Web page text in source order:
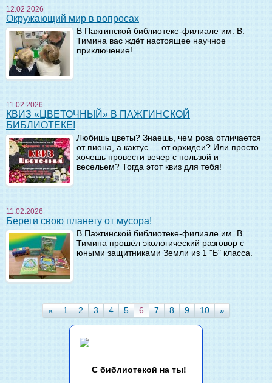
12.02.2026
Окружающий мир в вопросах
В Пажгинской библиотеке-филиале им. В.
Тимина вас ждёт настоящее научное
приключение!
11.02.2026
КВИЗ «ЦВЕТОЧНЫЙ» В ПАЖГИНСКОЙ
БИБЛИОТЕКЕ!
Любишь цветы? Знаешь, чем роза отличается
от пиона, а кактус — от орхидеи? Или просто
хочешь провести вечер с пользой и
весельем? Тогда этот квиз для тебя!
11.02.2026
Береги свою планету от мусора!
В Пажгинской библиотеке-филиале им. В.
Тимина прошёл экологический разговор с
юными защитниками Земли из 1 "Б" класса.
« 1 2 3 4 5 6 7 8 9 10 »
С библиотекой на ты!